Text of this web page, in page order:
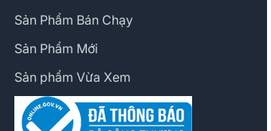
Sản Phẩm Bán Chạy
Sản Phẩm Mới
Sản phẩm Vừa Xem